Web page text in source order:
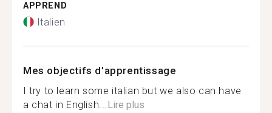
APPREND
Italien
Mes objectifs d'apprentissage
I try to learn some italian but we also can have
a chat in English... Lire plus